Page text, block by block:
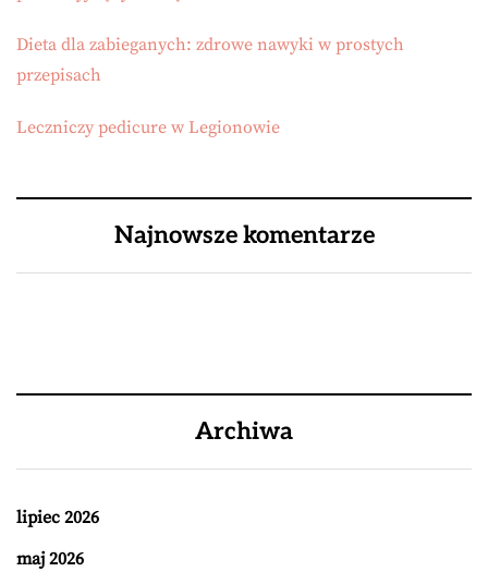
Dieta dla zabieganych: zdrowe nawyki w prostych
przepisach
Leczniczy pedicure w Legionowie
Najnowsze komentarze
Archiwa
lipiec 2026
maj 2026